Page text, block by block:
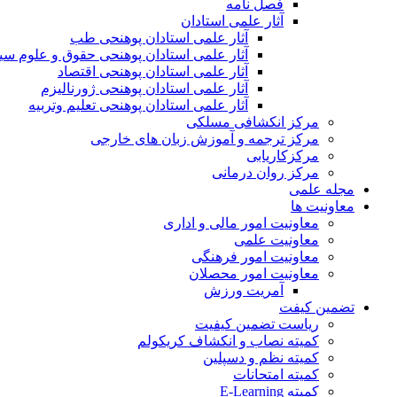
فصل نامه
آثار علمی استادان
آثار علمی استادان پوهنحی طب
آثار علمی استادان پوهنحی حقوق و علوم
آثار علمی استادان پوهنحی اقتصاد
آثار علمی استادان پوهنحی ژورنالیزم
آثار علمی استادان پوهنحی تعلیم وتربیه
مرکز انکشافی مسلکی
مرکز ترجمه و آموزش زبان های خارجی
مرکزکاریابی
مرکز روان درمانی
مجله علمی
معاونیت ها
معاونیت امور مالی و اداری
معاونیت علمی
معاونیت امور فرهنگی
معاونیت امور محصلان
آمریت ورزش
تضمین کیفت
ریاست تضمین کیفیت
کمیته نصاب و انکشاف کریکولم
کمیته نظم و دسپلین
کمیته امتحانات
کمیته E-Learning